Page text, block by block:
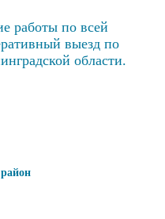
работы по всей
выезд по
области.